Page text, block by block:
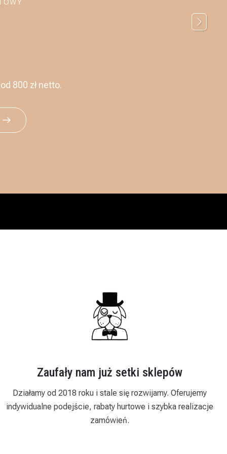
800 zł netto.
Zaufały nam już setki sklepów
Działamy od 2018 roku i stale się rozwijamy. Oferujemy
indywidualne podejście, rabaty hurtowe i szybka realizacje
zamówień.